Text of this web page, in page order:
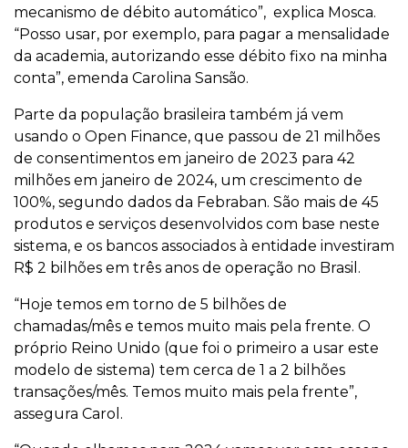
mecanismo de débito automático”, explica Mosca.
“Posso usar, por exemplo, para pagar a mensalidade
da academia, autorizando esse débito fixo na minha
conta”, emenda Carolina Sansão.
Parte da população brasileira também já vem
usando o Open Finance, que passou de 21 milhões
de consentimentos em janeiro de 2023 para 42
milhões em janeiro de 2024, um crescimento de
100%, segundo dados da Febraban. São mais de 45
produtos e serviços desenvolvidos com base neste
sistema, e os bancos associados à entidade investiram
R$ 2 bilhões em três anos de operação no Brasil.
“Hoje temos em torno de 5 bilhões de
chamadas/mês e temos muito mais pela frente. O
próprio Reino Unido (que foi o primeiro a usar este
modelo de sistema) tem cerca de 1 a 2 bilhões
transações/mês. Temos muito mais pela frente”,
assegura Carol.